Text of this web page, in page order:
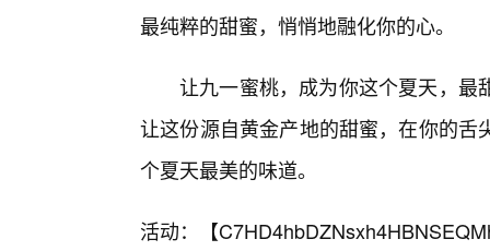
最纯粹的甜蜜，悄悄地融化你的心。
让九一蜜桃，成为你这个夏天，最
让这份源自黄金产地的甜蜜，在你的
个夏天最美的味道。
活动：【